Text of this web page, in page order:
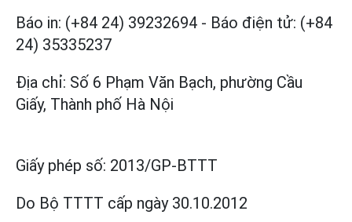
Báo in: (+84 24) 39232694 - Báo điện tử: (+84
24) 35335237
Địa chỉ: Số 6 Phạm Văn Bạch, phường Cầu
Giấy, Thành phố Hà Nội
Giấy phép số: 2013/GP-BTTT
Do Bộ TTTT cấp ngày 30.10.2012